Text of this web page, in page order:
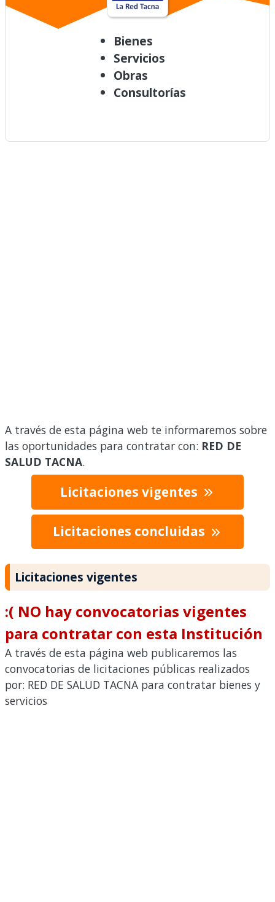
Bienes
Servicios
Obras
Consultorías
A través de esta página web te informaremos sobre
las oportunidades para contratar con: RED DE
SALUD TACNA.
Licitaciones vigentes
Licitaciones concluidas
Licitaciones vigentes
:( NO hay convocatorias vigentes
para contratar con esta Institución
A través de esta página web publicaremos las
convocatorias de licitaciones públicas realizados
por: RED DE SALUD TACNA para contratar bienes y
servicios